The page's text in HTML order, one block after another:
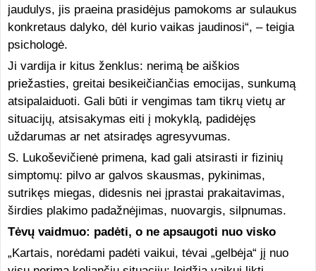
jaudulys, jis praeina prasidėjus pamokoms ar sulaukus
konkretaus dalyko, dėl kurio vaikas jaudinosi“, – teigia
psichologė.
Ji vardija ir kitus ženklus: nerimą be aiškios
priežasties, greitai besikeičiančias emocijas, sunkumą
atsipalaiduoti. Gali būti ir vengimas tam tikrų vietų ar
situacijų, atsisakymas eiti į mokyklą, padidėjęs
uždarumas ar net atsiradęs agresyvumas.
S. Lukoševičienė primena, kad gali atsirasti ir fizinių
simptomų: pilvo ar galvos skausmas, pykinimas,
sutrikęs miegas, didesnis nei įprastai prakaitavimas,
širdies plakimo padažnėjimas, nuovargis, silpnumas.
Tėvų vaidmuo: padėti, o ne apsaugoti nuo visko
„Kartais, norėdami padėti vaikui, tėvai „gelbėja“ jį nuo